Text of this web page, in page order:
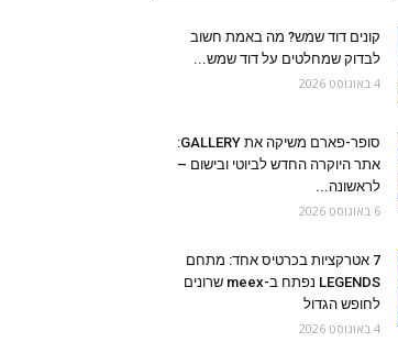
קונים דוד שמש? מה באמת חשוב
לבדוק שמחלטים על דוד שמש...
4 באוגוסט 2026
סופר-פארם משיקה את GALLERY:
אתר היוקרה החדש לביוטי ובישום –
לראשונה...
6 באוגוסט 2026
7 אטרקציות בכרטיס אחד: מתחם
LEGENDS נפתח ב-meex שרונים
לחופש הגדול
4 באוגוסט 2026